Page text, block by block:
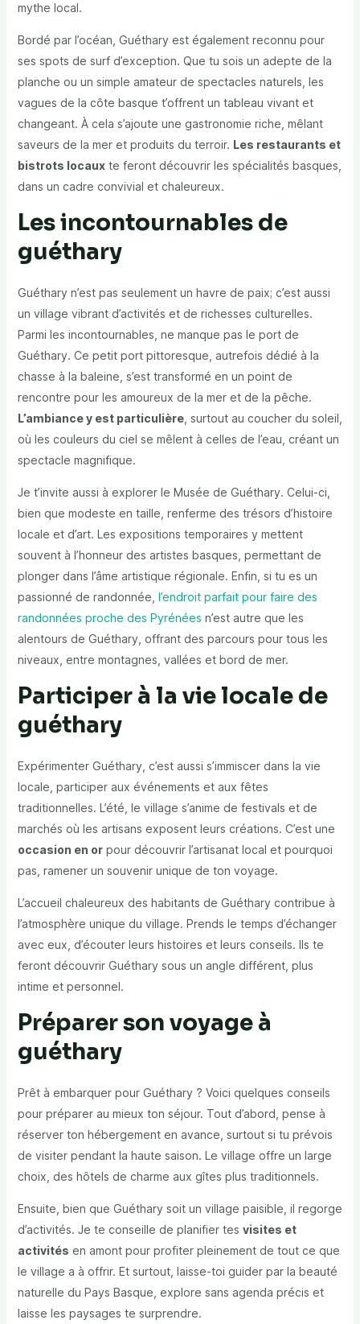
mythe local.
Bordé par l’océan, Guéthary est également reconnu pour
ses spots de surf d’exception. Que tu sois un adepte de la
planche ou un simple amateur de spectacles naturels, les
vagues de la côte basque t’offrent un tableau vivant et
changeant. À cela s’ajoute une gastronomie riche, mêlant
saveurs de la mer et produits du terroir. Les restaurants et
bistrots locauxte feront découvrir les spécialités basques,
dans un cadre convivial et chaleureux.
Les incontournables de
guéthary
Guéthary n’est pas seulement un havre de paix; c’est aussi
un village vibrant d’activités et de richesses culturelles.
Parmi les incontournables, ne manque pas le port de
Guéthary. Ce petit port pittoresque, autrefois dédié à la
chasse à la baleine, s’est transformé en un point de
rencontre pour les amoureux de la mer et de la pêche.
L’ambiance y est particulière, surtout au coucher du soleil,
où les couleurs du ciel se mêlent à celles de l’eau, créant un
spectacle magnifique.
Je t’invite aussi à explorer le Musée de Guéthary. Celui-ci,
bien que modeste en taille, renferme des trésors d’histoire
locale et d’art. Les expositions temporaires y mettent
souvent à l’honneur des artistes basques, permettant de
plonger dans l’âme artistique régionale. Enfin, si tu es un
passionné de randonnée, l’endroit parfait pour faire des
randonnées proche des Pyrénées n’est autre que les
alentours de Guéthary, offrant des parcours pour tous les
niveaux, entre montagnes, vallées et bord de mer.
Participer à la vie locale de
guéthary
Expérimenter Guéthary, c’est aussi s’immiscer dans la vie
locale, participer aux événements et aux fêtes
traditionnelles. L’été, le village s’anime de festivals et de
marchés où les artisans exposent leurs créations. C’est une
occasion en orpour découvrir l’artisanat local et pourquoi
pas, ramener un souvenir unique de ton voyage.
L’accueil chaleureux des habitants de Guéthary contribue à
l’atmosphère unique du village. Prends le temps d’échanger
avec eux, d’écouter leurs histoires et leurs conseils. Ils te
feront découvrir Guéthary sous un angle différent, plus
intime et personnel.
Préparer son voyage à
guéthary
Prêt à embarquer pour Guéthary ? Voici quelques conseils
pour préparer au mieux ton séjour. Tout d’abord, pense à
réserver ton hébergement en avance, surtout si tu prévois
de visiter pendant la haute saison. Le village offre un large
choix, des hôtels de charme aux gîtes plus traditionnels.
Ensuite, bien que Guéthary soit un village paisible, il regorge
d’activités. Je te conseille de planifier tes visites et
activités en amont pour profiter pleinement de tout ce que
le village a à offrir. Et surtout, laisse-toi guider par la beauté
naturelle du Pays Basque, explore sans agenda précis et
laisse les paysages te surprendre.